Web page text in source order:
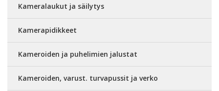
Kameralaukut ja säilytys
Kamerapidikkeet
Kameroiden ja puhelimien jalustat
Kameroiden, varust. turvapussit ja verko